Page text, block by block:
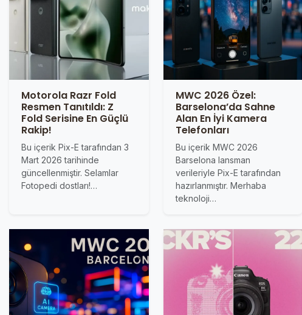
Motorola Razr Fold
Resmen Tanıtıldı: Z
Fold Serisine En Güçlü
Rakip!
Bu içerik Pix-E tarafından 3
Mart 2026 tarihinde
güncellenmiştir. Selamlar
Fotopedi dostları!…
MWC 2026 Özel:
Barselona’da Sahne
Alan En İyi Kamera
Telefonları
Bu içerik MWC 2026
Barselona lansman
verileriyle Pix-E tarafından
hazırlanmıştır. Merhaba
teknoloji…